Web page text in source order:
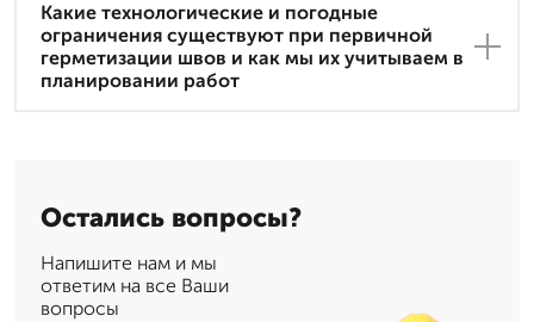
Какие технологические и погодные
ограничения существуют при первичной
герметизации швов и как мы их учитываем в
планировании работ
Остались вопросы?
Напишите нам и мы
ответим на все Ваши
вопросы